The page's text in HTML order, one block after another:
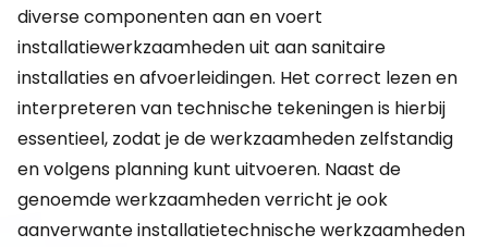
diverse componenten aan en voert
installatiewerkzaamheden uit aan sanitaire
installaties en afvoerleidingen. Het correct lezen en
interpreteren van technische tekeningen is hierbij
essentieel, zodat je de werkzaamheden zelfstandig
en volgens planning kunt uitvoeren. Naast de
genoemde werkzaamheden verricht je ook
aanverwante installatietechnische werkzaamheden